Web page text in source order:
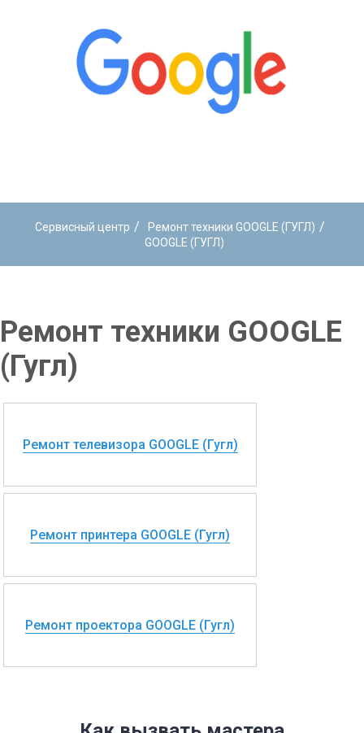
Сервисный центр / Ремонт техники GOOGLE (ГУГЛ) /
GOOGLE (ГУГЛ)
Ремонт техники GOOGLE
(Гугл)
Ремонт телевизора GOOGLE (Гугл)
Ремонт принтера GOOGLE (Гугл)
Ремонт проектора GOOGLE (Гугл)